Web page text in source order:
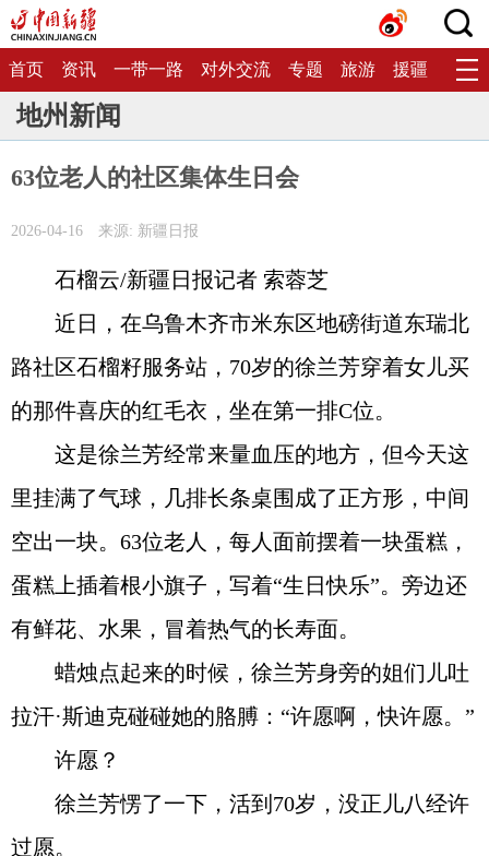
首页 资讯 一带一路 对外交流 专题 旅游 援疆 生态
地州新闻
63位老人的社区集体生日会
2026-04-16 来源: 新疆日报
石榴云/新疆日报记者 索蓉芝
近日，在乌鲁木齐市米东区地磅街道东瑞北
路社区石榴籽服务站，70岁的徐兰芳穿着女儿买
的那件喜庆的红毛衣，坐在第一排C位。
这是徐兰芳经常来量血压的地方，但今天这
里挂满了气球，几排长条桌围成了正方形，中间
空出一块。63位老人，每人面前摆着一块蛋糕，
蛋糕上插着根小旗子，写着“生日快乐”。旁边还
有鲜花、水果，冒着热气的长寿面。
蜡烛点起来的时候，徐兰芳身旁的姐们儿吐
拉汗·斯迪克碰碰她的胳膊：“许愿啊，快许愿。”
许愿？
徐兰芳愣了一下，活到70岁，没正儿八经许
过愿。